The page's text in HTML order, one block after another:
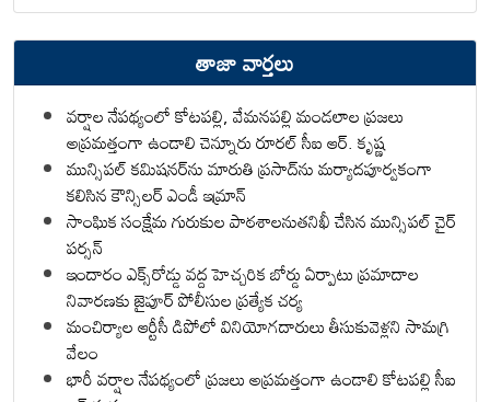
తాజా వార్తలు
వర్షాల నేపథ్యంలో కోటపల్లి, వేమనపల్లి మండలాల ప్రజలు
అప్రమత్తంగా ఉండాలి చెన్నూరు రూరల్ సీఐ ఆర్. కృష్ణ
మున్సిపల్ కమిషనర్‌ను మారుతి ప్రసాద్‌ను మర్యాదపూర్వకంగా
కలిసిన కౌన్సిలర్ ఎండీ ఇమ్రాన్ ​
సాంఘిక సంక్షేమ గురుకుల పాఠశాలనుతనిఖీ చేసిన మున్సిపల్ చైర్
పర్సన్
ఇందారం ఎక్స్‌రోడ్డు వద్ద హెచ్చరిక బోర్డు ఏర్పాటు ప్రమాదాల
నివారణకు జైపూర్ పోలీసుల ప్రత్యేక చర్య
మంచిర్యాల ఆర్టీసీ డిపోలో వినియోగదారులు తీసుకువెళ్లని సామగ్రి
వేలం
భారీ వర్షాల నేపథ్యంలో ప్రజలు అప్రమత్తంగా ఉండాలి కోటపల్లి సీఐ